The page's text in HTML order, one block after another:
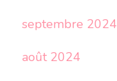
septembre 2024
août 2024